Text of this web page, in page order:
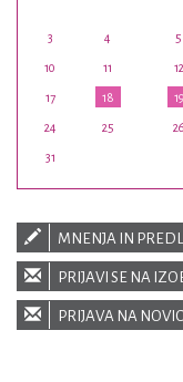
3 4 5
10 11 12
17 18 19
24 25 26
31
MNENJA IN
PRIJAVI SE NA
PRIJAVA NA